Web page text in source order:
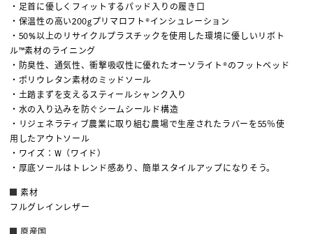
・足首に優しくフィットするパッド入りの履き口
・保温性の高い200gプリマロフト®インシュレーション
・50%以上のリサイクルプラスチックを使用した環境に優しいリボト
ル™素材のライニング
・防臭性、通気性、衝撃吸収性に優れたオーソライト®のフットベッド
・ポリウレタン素材のミッドソール
・土踏まずを支えるスティールシャンク入り
・水の入り込みを防ぐシームシールド構造
・リジェネラティブ農業に取り組む農場で生産されたラバーを55％使
用したアウトソール
・ワイズ：W（ワイド）
・厚底ソールはトレンド感あり、簡単スタイルアップになりそう。
素材
フルグレインレザー
原産国